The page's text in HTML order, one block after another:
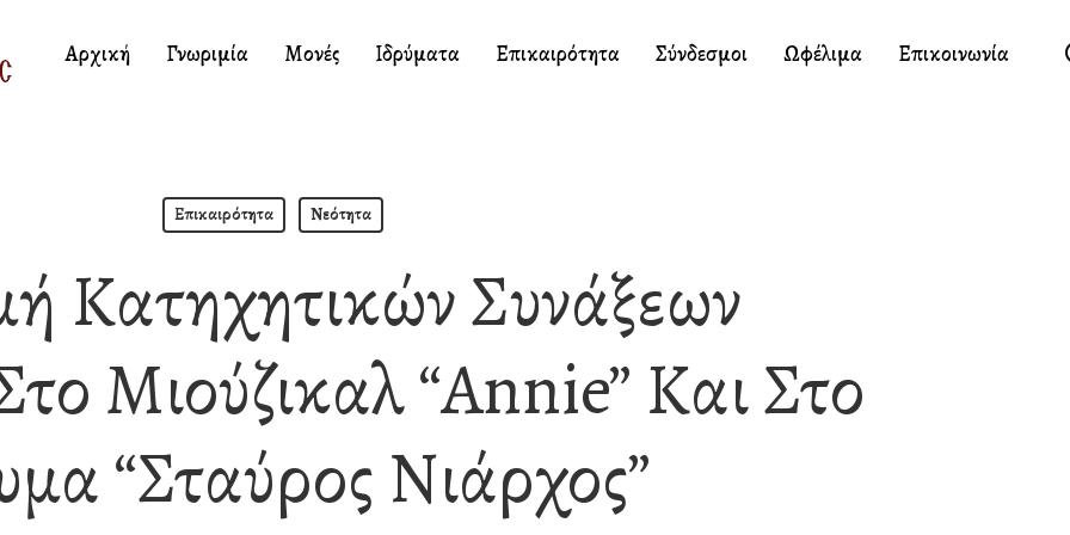
Αρχική Γνωριμία Μονές Ιδρύματα Επικαιρότητα Σύνδεσμοι Ωφέλιμα Επικοινωνία
Επικαιρότητα Νεότητα
Κατηχητικών Συνάξεων
Μιούζικαλ “Annie” Και Στο
“Σταύρος Νιάρχος”